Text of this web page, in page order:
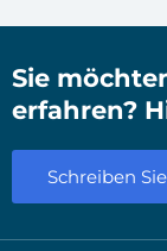
Sie
erfahren?
Schreiben